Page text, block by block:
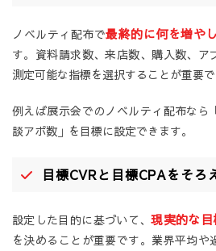
ノベルティ配布で最終的に何を増や
す。資料請求数、来店数、購入数、ア
測定可能な指標を選択することが重要で
例えば展示会でのノベルティ配布なら
談アポ数」を目標に設定できます。
目標CVRと目標CPAをそろ
設定した目的に基づいて、現実的な
を決めることが重要です。業界平均や